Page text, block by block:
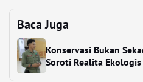
Baca Juga
Konservasi Bukan
Soroti Realita Ekologis